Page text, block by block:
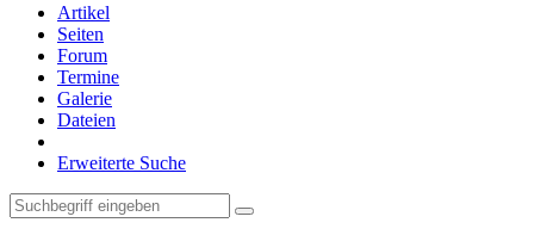
Artikel
Seiten
Forum
Termine
Galerie
Dateien
Erweiterte Suche